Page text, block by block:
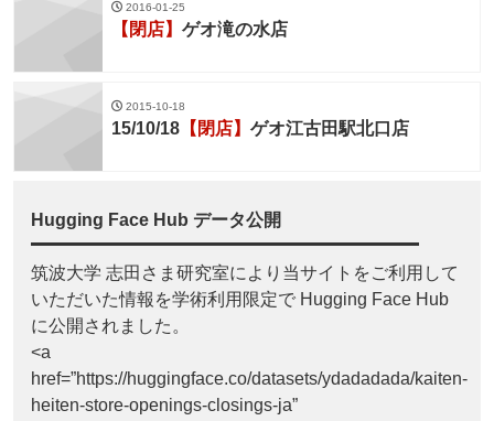
2016-01-25
【閉店】 ゲオ滝の水店
2015-10-18
15/10/18 【閉店】 ゲオ江古田駅北口店
Hugging Face Hub データ公開
筑波大学 志田さま研究室により当サイトをご利用して
いただいた情報を学術利用限定で Hugging Face Hub
に公開されました。
<a
href=”https://huggingface.co/datasets/ydadadada/kaiten-
heiten-store-openings-closings-ja”